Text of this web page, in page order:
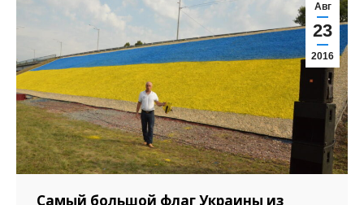
Авг
23
2016
Самый большой флаг Украины из